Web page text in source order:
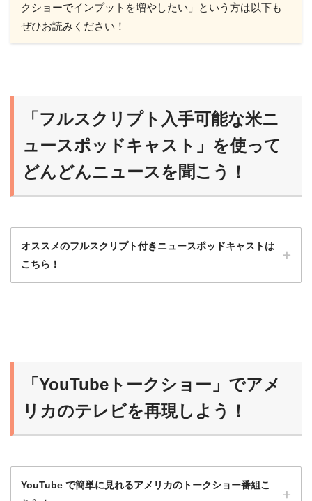
クショーでインプットを増やしたい」という方は以下も
ぜひお読みください！
「フルスクリプト入手可能な米ニ
ュースポッドキャスト」を使って
どんどんニュースを聞こう！
オススメのフルスクリプト付きニュースポッドキャストは
こちら！
らいおん
慣れれば、だんだんスクリプトなしで聞ける
ようになるよ！
「YouTubeトークショー」でアメ
リカのテレビを再現しよう！
YouTube で簡単に見れるアメリカのトークショー番組こ